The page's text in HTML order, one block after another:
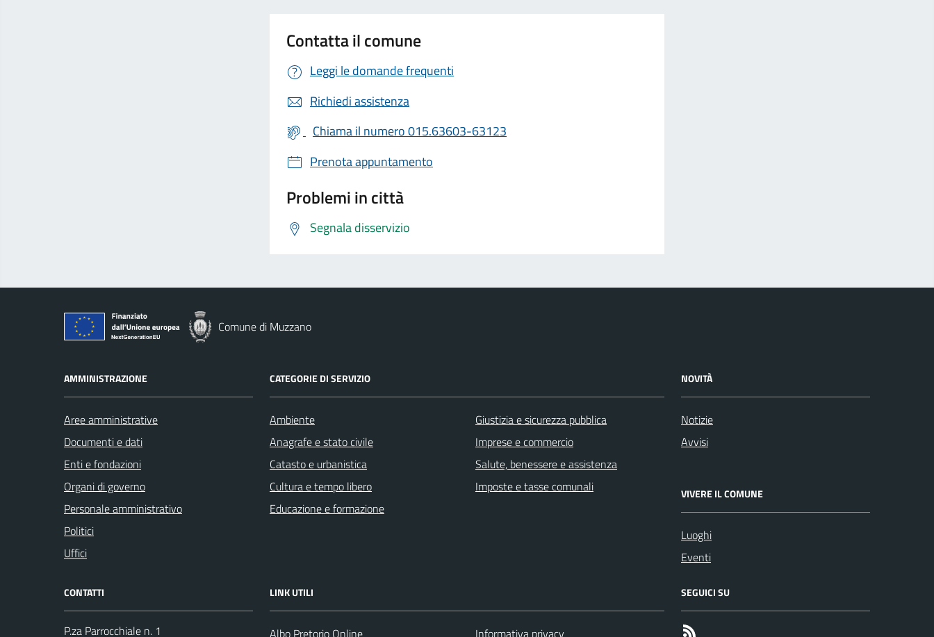
Contatta il comune
Leggi le domande frequenti
Richiedi assistenza
Chiama il numero 015.63603-63123
Prenota appuntamento
Problemi in città
Segnala disservizio
Comune di Muzzano
AMMINISTRAZIONE
Aree amministrative
Documenti e dati
Enti e fondazioni
Organi di governo
Personale amministrativo
Politici
Uffici
CATEGORIE DI SERVIZIO
Ambiente
Anagrafe e stato civile
Catasto e urbanistica
Cultura e tempo libero
Educazione e formazione
Giustizia e sicurezza pubblica
Imprese e commercio
Salute, benessere e assistenza
Imposte e tasse comunali
NOVITÀ
Notizie
Avvisi
VIVERE IL COMUNE
Luoghi
Eventi
CONTATTI
P.za Parrocchiale n. 1
LINK UTILI
Albo Pretorio Online Informativa privacy
SEGUICI SU